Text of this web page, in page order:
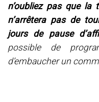
n’oubliez pas que la
n’arrêtera pas de
jours de pause
possible de
d’embaucher un